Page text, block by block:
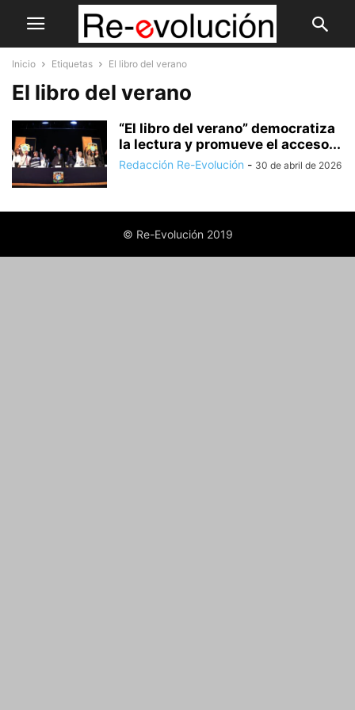
Inicio Etiquetas El libro del verano
El libro del verano
“El libro del verano” democratiza
la lectura y promueve el acceso...
Redacción Re-Evolución - 30 de abril de 2026
© Re-Evolución 2019